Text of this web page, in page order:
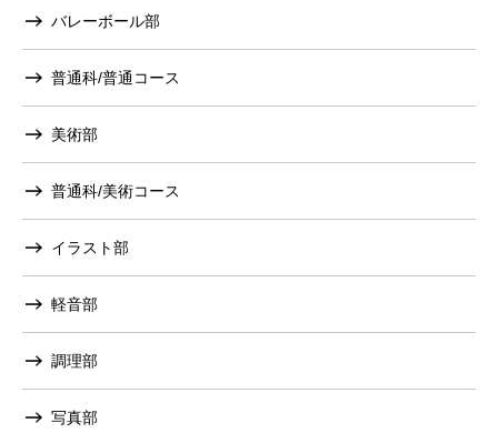
バレーボール部
普通科/普通コース
美術部
普通科/美術コース
イラスト部
軽音部
調理部
写真部